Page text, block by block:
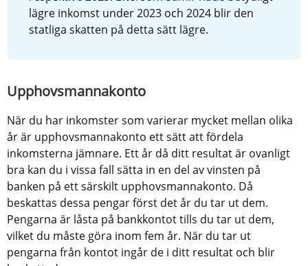
lägre inkomst under 2023 och 2024 blir den
statliga skatten på detta sätt lägre.
Upphovsmannakonto
När du har inkomster som varierar mycket mellan olika
år är upphovsmannakonto ett sätt att fördela
inkomsterna jämnare. Ett år då ditt resultat är ovanligt
bra kan du i vissa fall sätta in en del av vinsten på
banken på ett särskilt upphovsmannakonto. Då
beskattas dessa pengar först det år du tar ut dem.
Pengarna är låsta på bankkontot tills du tar ut dem,
vilket du måste göra inom fem år. När du tar ut
pengarna från kontot ingår de i ditt resultat och blir